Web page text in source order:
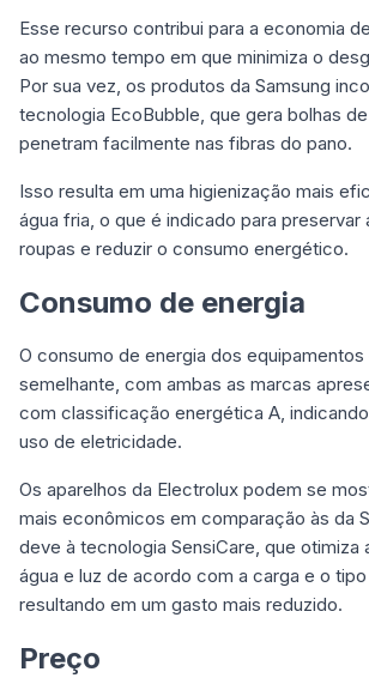
Esse recurso contribui para a economia
ao mesmo tempo em que minimiza o
Por sua vez, os produtos da Samsung
tecnologia EcoBubble, que gera bolhas
penetram facilmente nas fibras do pano.
Isso resulta em uma higienização mais
água fria, o que é indicado para preservar
roupas e reduzir o consumo energético.
Consumo de energia
O consumo de energia dos
semelhante, com ambas as marcas
com classificação energética A,
uso de eletricidade.
Os aparelhos da Electrolux podem se
mais econômicos em comparação às da
deve à tecnologia SensiCare, que otimiza
água e luz de acordo com a carga e o
resultando em um gasto mais reduzido.
Preço